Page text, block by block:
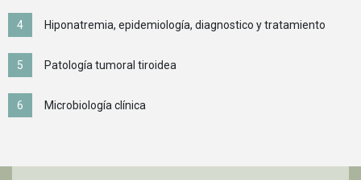
Hiponatremia, epidemiología, diagnostico y tratamiento
Patología tumoral tiroidea
Microbiología clínica